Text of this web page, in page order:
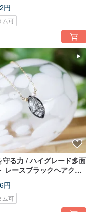
フィルド
円
ム可
守る力 / ハイグレード多面
レースブラックヘアクォ
円
ム可